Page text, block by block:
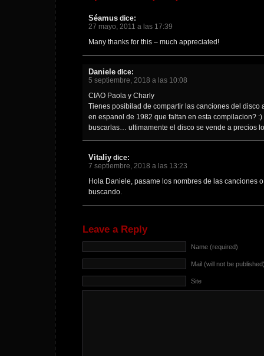
Séamus dice:
27 mayo, 2011 a las 17:39
Many thanks for this – much appreciated!
Daniele dice:
5 septiembre, 2018 a las 10:08
CIAO Paola y Charly
Tienes posibilad de compartir las canciones del disco
en espanol de 1982 que faltan en esta compilacion? :)
buscarlas… ultimamente el disco se vende a precios
Vitaliy dice:
7 septiembre, 2018 a las 13:23
Hola Daniele, pasame los nombres de las canciones
buscando.
Leave a Reply
Name (required)
Mail (will not be
Site